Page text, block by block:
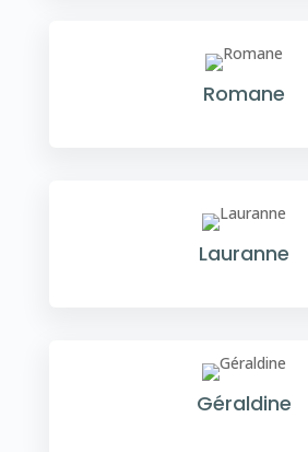
Romane
Lauranne
Géraldine